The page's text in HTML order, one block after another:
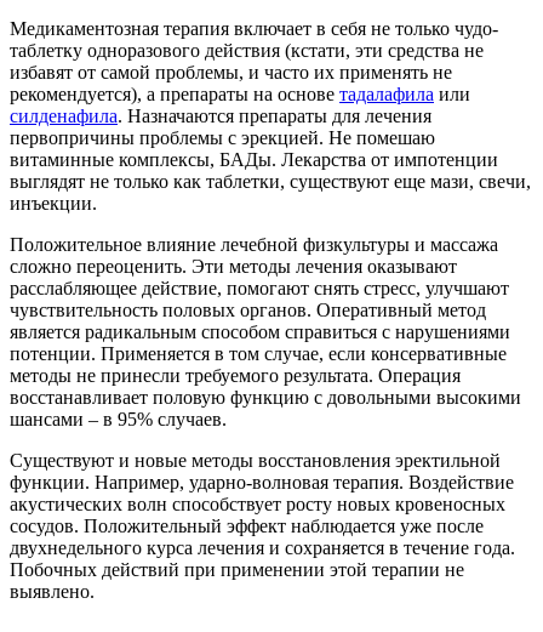
Медикаментозная терапия включает в себя не только чудо-
таблетку одноразового действия (кстати, эти средства не
избавят от самой проблемы, и часто их применять не
рекомендуется), а препараты на основе тадалафила или
силденафила. Назначаются препараты для лечения
первопричины проблемы с эрекцией. Не помешаю
витаминные комплексы, БАДы. Лекарства от импотенции
выглядят не только как таблетки, существуют еще мази, свечи,
инъекции.
Положительное влияние лечебной физкультуры и массажа
сложно переоценить. Эти методы лечения оказывают
расслабляющее действие, помогают снять стресс, улучшают
чувствительность половых органов. Оперативный метод
является радикальным способом справиться с нарушениями
потенции. Применяется в том случае, если консервативные
методы не принесли требуемого результата. Операция
восстанавливает половую функцию с довольными высокими
шансами – в 95% случаев.
Существуют и новые методы восстановления эректильной
функции. Например, ударно-волновая терапия. Воздействие
акустических волн способствует росту новых кровеносных
сосудов. Положительный эффект наблюдается уже после
двухнедельного курса лечения и сохраняется в течение года.
Побочных действий при применении этой терапии не
выявлено.